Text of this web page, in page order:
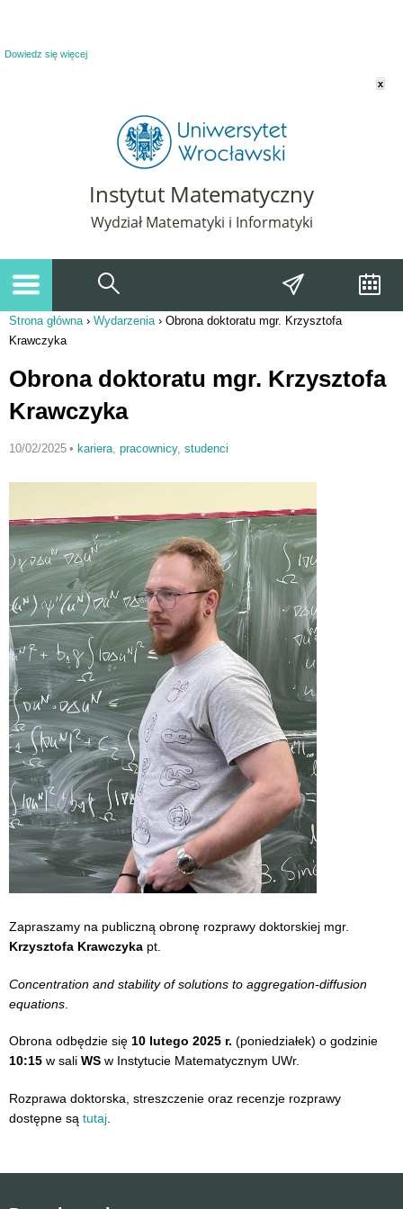
Dowiedz się więcej
x
Instytut Matematyczny
Wydział Matematyki i Informatyki
Jesteś tutaj
Strona główna› Wydarzenia› Obrona doktoratu mgr. Krzysztofa
Krawczyka
Obrona doktoratu mgr. Krzysztofa
Krawczyka
10/02/2025 • kariera, pracownicy, studenci
Zapraszamy na publiczną obronę rozprawy doktorskiej mgr.
Krzysztofa Krawczyka pt.
Concentration and stability of solutions to aggregation-diffusion
equations
Obrona odbędzie się 10 lutego 2025 r. (poniedziałek) o godzinie
10:15 w sali WS w Instytucie Matematycznym UWr.
Rozprawa doktorska, streszczenie oraz recenzje rozprawy
dostępne są tutaj